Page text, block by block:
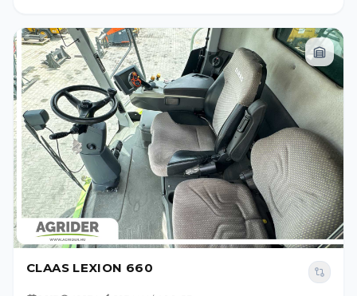
CLAAS LEXION 660